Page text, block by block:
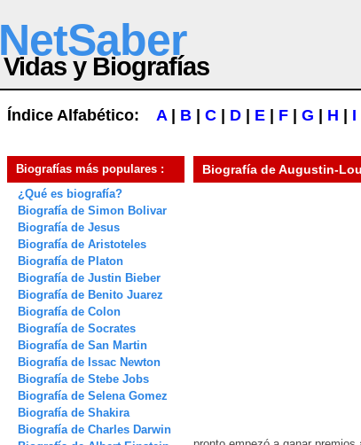
NetSaber
Vidas y Biografías
Índice Alfabético: A| B C D E F G H I
Biografías más populares :
¿Qué es biografía?
Biografía de Simon Bolivar
Biografía de Jesus
Biografía de Aristoteles
Biografía de Platon
Biografía de Justin Bieber
Biografía de Benito Juarez
Biografía de Colon
Biografía de Socrates
Biografía de San Martin
Biografía de Issac Newton
Biografía de Stebe Jobs
Biografía de Selena Gomez
Biografía de Shakira
Biografía de Charles Darwin
Biografía deAugustin-